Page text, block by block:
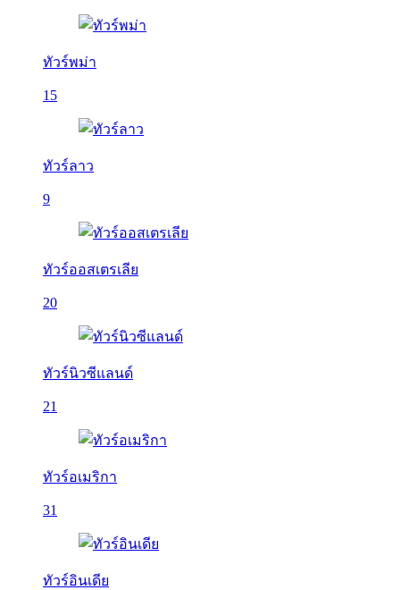
ทัวร์พม่า
15
ทัวร์ลาว
9
ทัวร์ออสเตรเลีย
20
ทัวร์นิวซีแลนด์
21
ทัวร์อเมริกา
31
ทัวร์อินเดีย